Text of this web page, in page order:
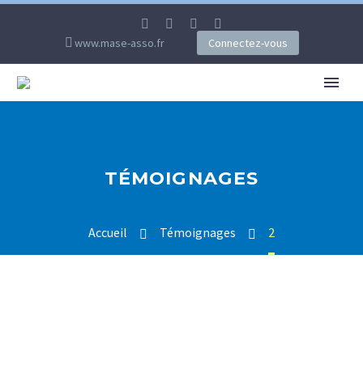
www.mase-asso.fr Connectez-vous
TÉMOIGNAGES
Accueil Témoignages 2